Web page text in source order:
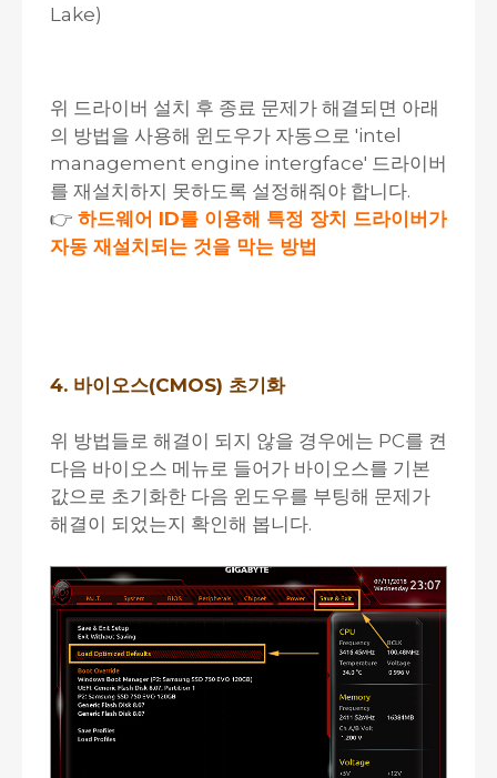
Lake)
위 드라이버 설치 후 종료 문제가 해결되면 아래
의 방법을 사용해 윈도우가 자동으로 'intel
management engine intergface' 드라이버
를 재설치하지 못하도록 설정해줘야 합니다.
👉 하드웨어 ID를 이용해 특정 장치 드라이버가
자동 재설치되는 것을 막는 방법
4. 바이오스(CMOS) 초기화
위 방법들로 해결이 되지 않을 경우에는 PC를 켠
다음 바이오스 메뉴로 들어가 바이오스를 기본
값으로 초기화한 다음 윈도우를 부팅해 문제가
해결이 되었는지 확인해 봅니다.